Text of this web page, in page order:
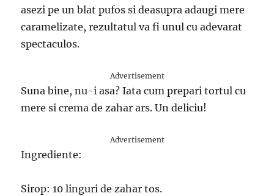
asezi pe un blat pufos si deasupra adaugi mere
caramelizate, rezultatul va fi unul cu adevarat
spectaculos.
Advertisement
Suna bine, nu-i asa? Iata cum prepari tortul cu
mere si crema de zahar ars. Un deliciu!
Advertisement
Ingrediente:
Sirop: 10 linguri de zahar tos.